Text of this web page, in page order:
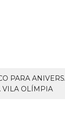
PARA
VILA OLÍMPIA